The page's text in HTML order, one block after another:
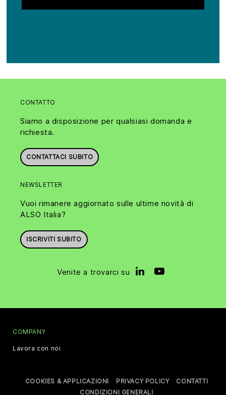
CONTATTO
Siamo a disposizione per qualsiasi domanda e
richiesta.
CONTATTACI SUBITO
NEWSLETTER
Vuoi rimanere aggiornato sulle ultime novità di
ALSO Italia?
ISCRIVITI SUBITO
Venite a trovarci su
COMPANY
Lavora con noi
COOKIES & APPLICAZIONI PRIVACY POLICY
CONTATTI
CONDIZIONI GENERALI